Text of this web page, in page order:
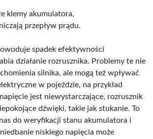
klemy akumulatora,
przepływ prądu.
spadek efektywności
działanie rozrusznika. Problemy te nie
silnika, ale mogą też wpływać
w pojeździe, na przykład
jest niewystarczające, rozrusznik
dźwięki, takie jak stukanie. To
do weryfikacji stanu akumulatora i
niskiego napięcia może